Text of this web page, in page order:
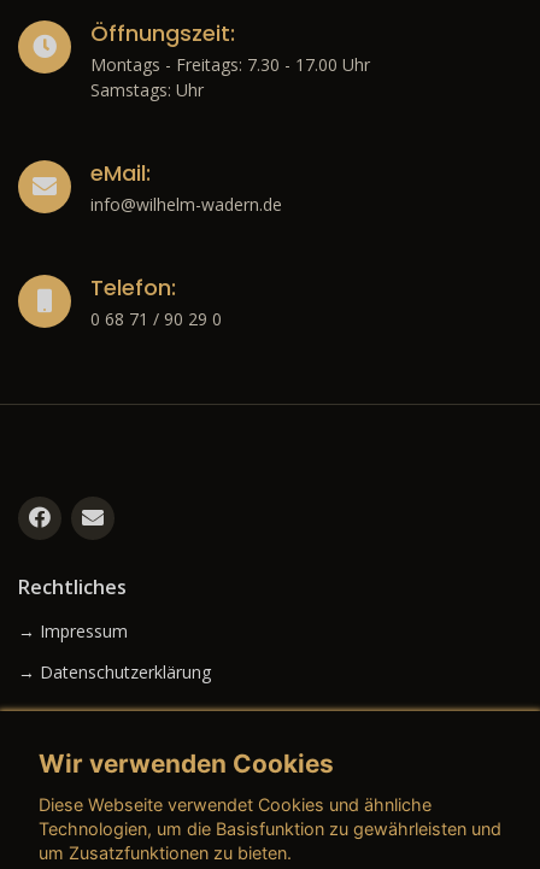
Öffnungszeit:
Montags - Freitags: 7.30 - 17.00 Uhr
Samstags: Uhr
eMail:
info@wilhelm-wadern.de
Telefon:
0 68 71 / 90 29 0
Rechtliches
→ Impressum
→ Datenschutzerklärung
→ AGB (Gebrauchtwagen)
Wir verwenden Cookies
Diese Webseite verwendet Cookies und ähnliche
Technologien, um die Basisfunktion zu gewährleisten und
um Zusatzfunktionen zu bieten.